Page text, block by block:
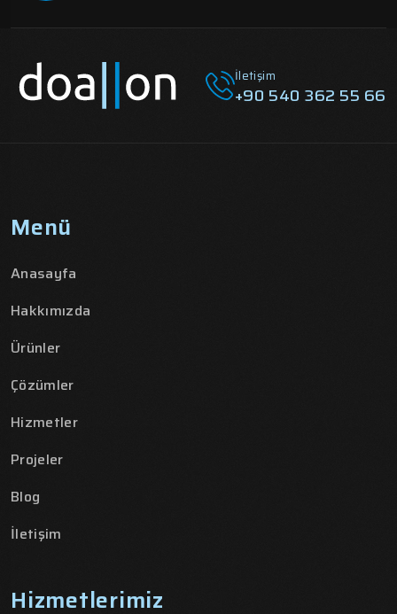
İletişim
+90 540 362 55 66
Menü
Anasayfa
Hakkımızda
Ürünler
Çözümler
Hizmetler
Projeler
Blog
İletişim
Hizmetlerimiz